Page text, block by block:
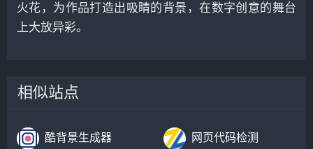
火花，为作品打造出吸睛的背景，在数字创意的舞台
上大放异彩。
相似站点
酷背景生成器 网页代码检测